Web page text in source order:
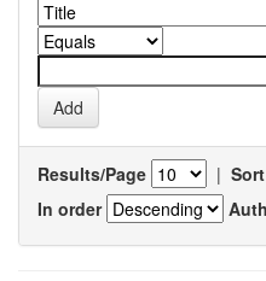
Results/Page |
In order